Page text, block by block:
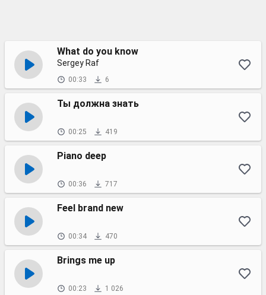
What do you know
Sergey Raf
00:33 6
Ты должна знать
00:25 419
Piano deep
00:36 717
Feel brand new
00:34 470
Brings me up
00:23 1 026